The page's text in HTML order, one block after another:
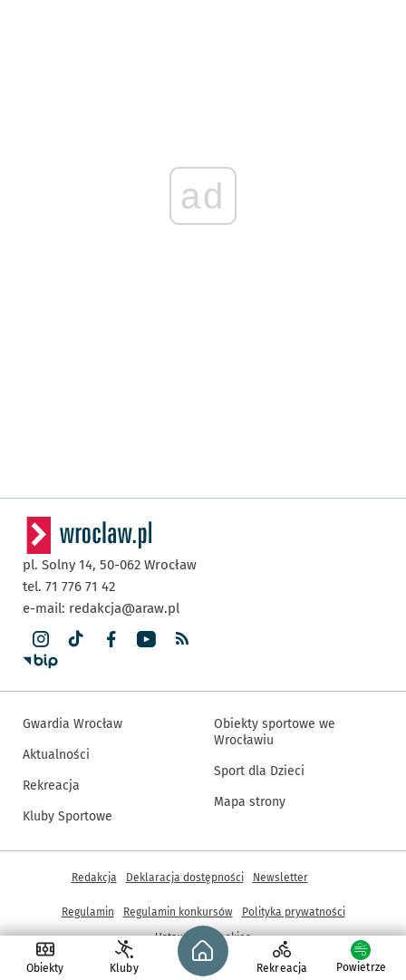
ad
Obiekty Kluby
Strona główna - wroclaw.pl
Rekreacja Powietrze
pl. Solny 14, 50-062 Wrocław
tel. 71 776 71 42
e-mail: redakcja@araw.pl
Gwardia Wrocław
Aktualności
Rekreacja
Kluby Sportowe
Obiekty sportowe we
Wrocławiu
Sport dla Dzieci
Mapa strony
© Copyright 2005-2026, ARAW S.A., Gmina Wrocław
Inne informacje
Redakcja Deklaracja dostępności Newsletter
Regulamin Regulamin konkursów
Polityka prywatności
Ustawienia cookies